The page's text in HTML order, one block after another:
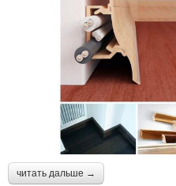
читать дальше →